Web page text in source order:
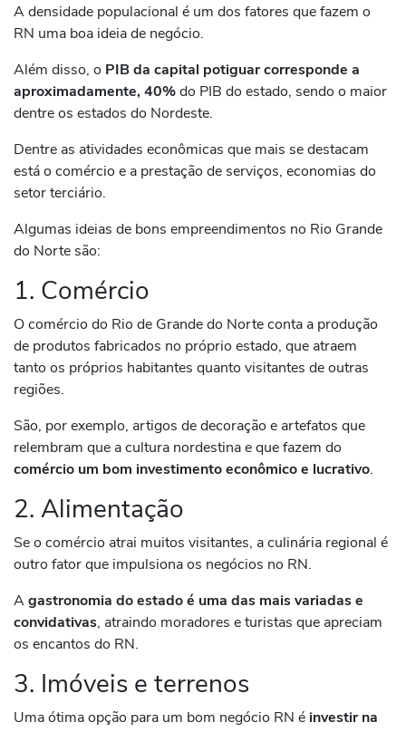
A densidade populacional é um dos fatores que fazem o
RN uma boa ideia de negócio.
Além disso, o PIB da capital potiguar corresponde a
aproximadamente, 40%do PIB do estado, sendo o maior
dentre os estados do Nordeste.
Dentre as atividades econômicas que mais se destacam
está o comércio e a prestação de serviços, economias do
setor terciário.
Algumas ideias de bons empreendimentos no Rio Grande
do Norte são:
1. Comércio
O comércio do Rio de Grande do Norte conta a produção
de produtos fabricados no próprio estado, que atraem
tanto os próprios habitantes quanto visitantes de outras
regiões.
São, por exemplo, artigos de decoração e artefatos que
relembram que a cultura nordestina e que fazem do
comércio um bom investimento econômico e lucrativo.
2. Alimentação
Se o comércio atrai muitos visitantes, a culinária regional é
outro fator que impulsiona os negócios no RN.
Agastronomia do estado é uma das mais variadas e
convidativas, atraindo moradores e turistas que apreciam
os encantos do RN.
3. Imóveis e terrenos
Uma ótima opção para um bom negócio RN é investir na